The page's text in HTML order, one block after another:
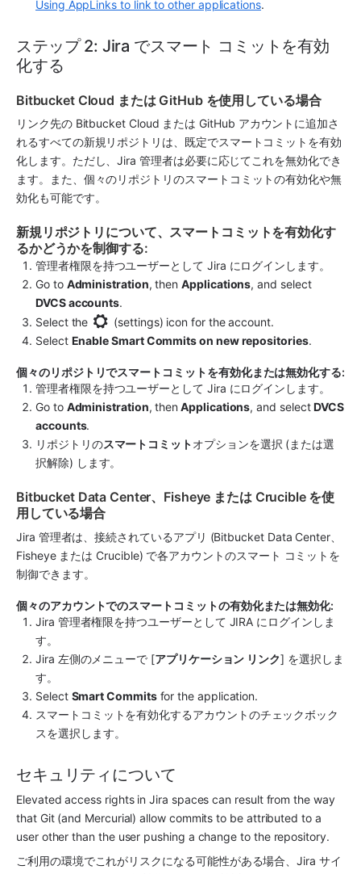
Using AppLinks to link to other applications.
ステップ 2: Jira でスマート コミットを有効
化する
Bitbucket Cloud または GitHub を使用している場合
リンク先の Bitbucket Cloud または GitHub アカウントに追加さ
れるすべての新規リポジトリは、既定でスマートコミットを有効
化します。ただし、Jira 管理者は必要に応じてこれを無効化でき
ます。また、個々のリポジトリのスマートコミットの有効化や無
効化も可能です。
新規リポジトリについて、スマートコミットを有効化す
るかどうかを制御する:
管理者権限を持つユーザーとして Jira にログインします。
Go to Administration, then Applications
, and select
DVCS accounts.
Select the
(settings) icon for the account.
Select Enable Smart Commits on new repositories.
個々のリポジトリでスマートコミットを有効化または無効化する:
管理者権限を持つユーザーとして Jira にログインします。
Go to Administration, then Applications, and select DVCS
accounts.
リポジトリのスマートコミットオプションを選択 (または選
択解除) します。
Bitbucket Data Center、Fisheye または Crucible を使
用している場合
Jira 管理者は、接続されているアプリ (Bitbucket Data Center、
Fisheye または Crucible) で各アカウントのスマート コミットを
制御できます。
個々のアカウントでのスマートコミットの有効化または無効化:
Jira 管理者権限を持つユーザーとして JIRA にログインしま
す。
Jira 左側のメニューで [アプリケーション リンク] を選択しま
す。
Select Smart Commits for the application.
スマートコミットを有効化するアカウントのチェックボック
スを選択します。
セキュリティについて
Elevated access rights in Jira spaces can result from the way
that Git (and Mercurial) allow commits to be attributed to a
user other than the user pushing a change to the repository.
ご利用の環境でこれがリスクになる可能性がある場合、Jira サイ